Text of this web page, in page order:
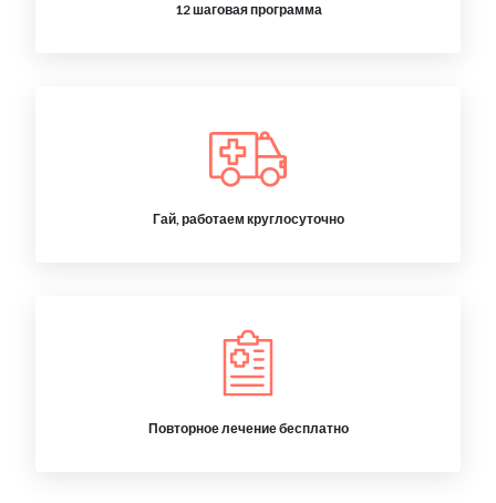
12 шаговая программа
Гай, работаем круглосуточно
Повторное лечение бесплатно